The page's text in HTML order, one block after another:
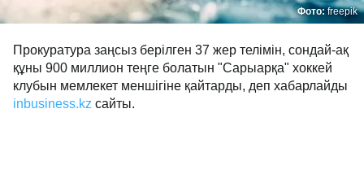
Фото: freepik
Прокуратура заңсыз берілген 37 жер телімін, сондай-ақ
құны 900 миллион теңге болатын "Сарыарқа" хоккей
клубын мемлекет меншігіне қайтарды, деп хабарлайды
inbusiness.kz сайты.